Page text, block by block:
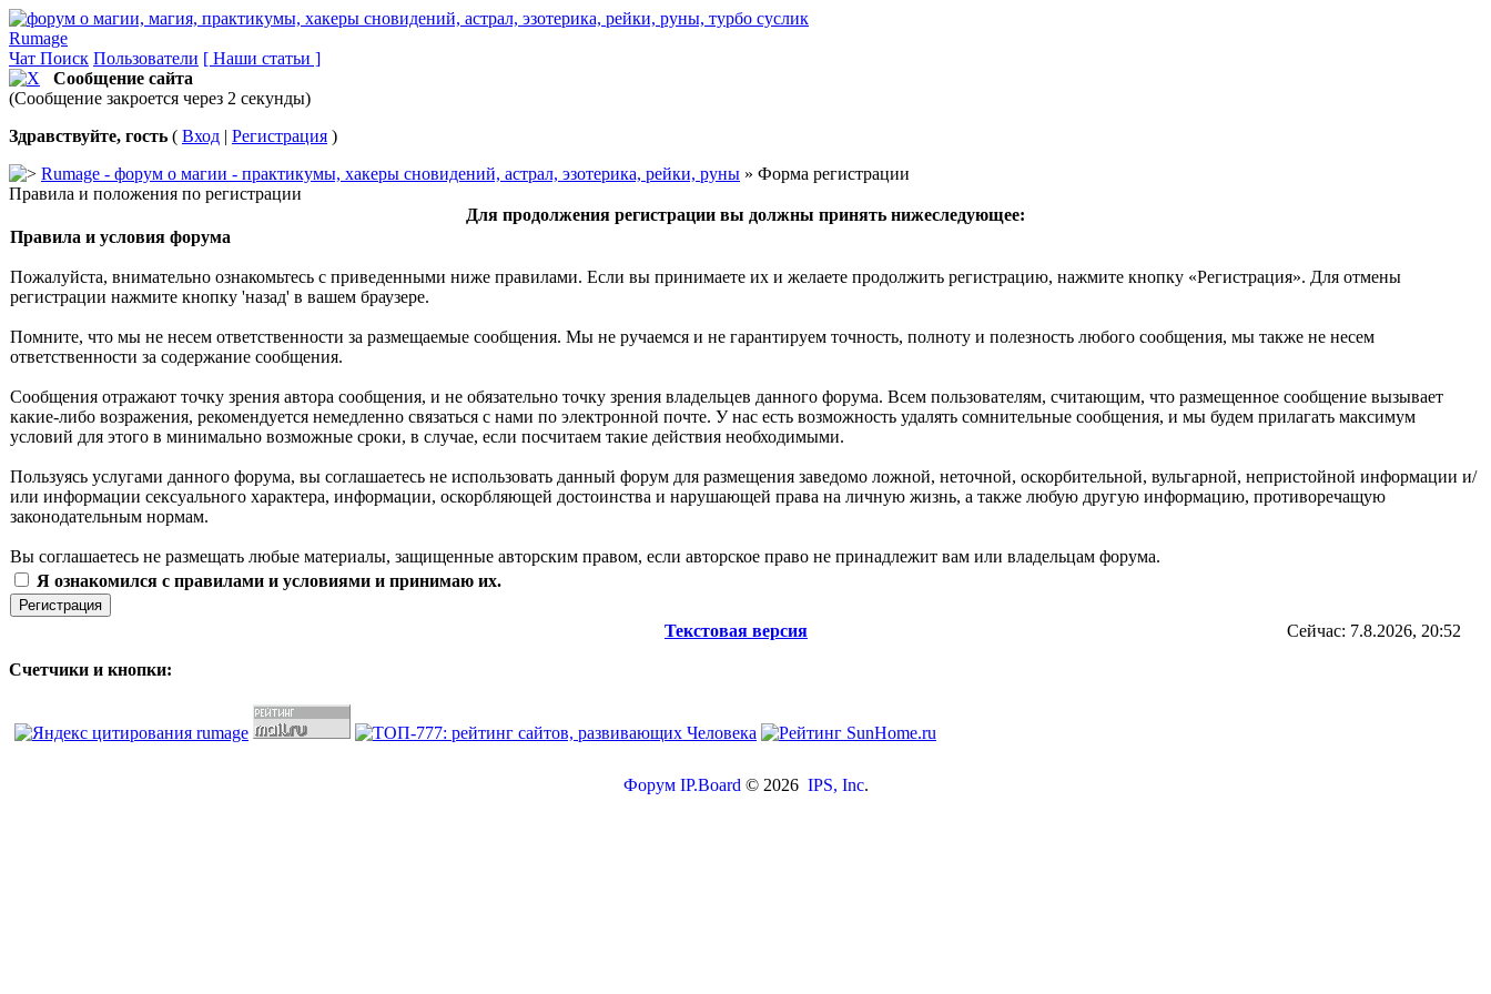
Rumage
Чат Поиск Пользователи [ Наши статьи ]
Сообщение сайта
(Сообщение закроется через 2 секунды)
Здравствуйте, гость ( Вход | Регистрация )
Rumage - форум о магии - практикумы, хакеры сновидений, астрал, эзотерика, рейки, руны » Форма регистрации
Правила и положения по регистрации
Для продолжения регистрации вы должны принять нижеследующее:
Правила и условия форума
Пожалуйста, внимательно ознакомьтесь с приведенными ниже правилами. Если вы принимаете их и желаете продолжить регистрацию, нажмите кнопку «Регистрация». Для отмены
регистрации нажмите кнопку 'назад' в вашем браузере.
Помните, что мы не несем ответственности за размещаемые сообщения. Мы не ручаемся и не гарантируем точность, полноту и полезность любого сообщения, мы также не несем
ответственности за содержание сообщения.
Сообщения отражают точку зрения автора сообщения, и не обязательно точку зрения владельцев данного форума. Всем пользователям, считающим, что размещенное сообщение вызывает
какие-либо возражения, рекомендуется немедленно связаться с нами по электронной почте. У нас есть возможность удалять сомнительные сообщения, и мы будем прилагать максимум
условий для этого в минимально возможные сроки, в случае, если посчитаем такие действия необходимыми.
Пользуясь услугами данного форума, вы соглашаетесь не использовать данный форум для размещения заведомо ложной, неточной, оскорбительной, вульгарной, непристойной информации и/
или информации сексуального характера, информации, оскорбляющей достоинства и нарушающей права на личную жизнь, а также любую другую информацию, противоречащую
законодательным нормам.
Вы соглашаетесь не размещать любые материалы, защищенные авторским правом, если авторское право не принадлежит вам или владельцам форума.
Я ознакомился с правилами и условиями и принимаю их.
Текстовая версия Сейчас: 7.8.2026, 20:52
Счетчики и кнопки:
Форум IP.Board © 2026 IPS, Inc.